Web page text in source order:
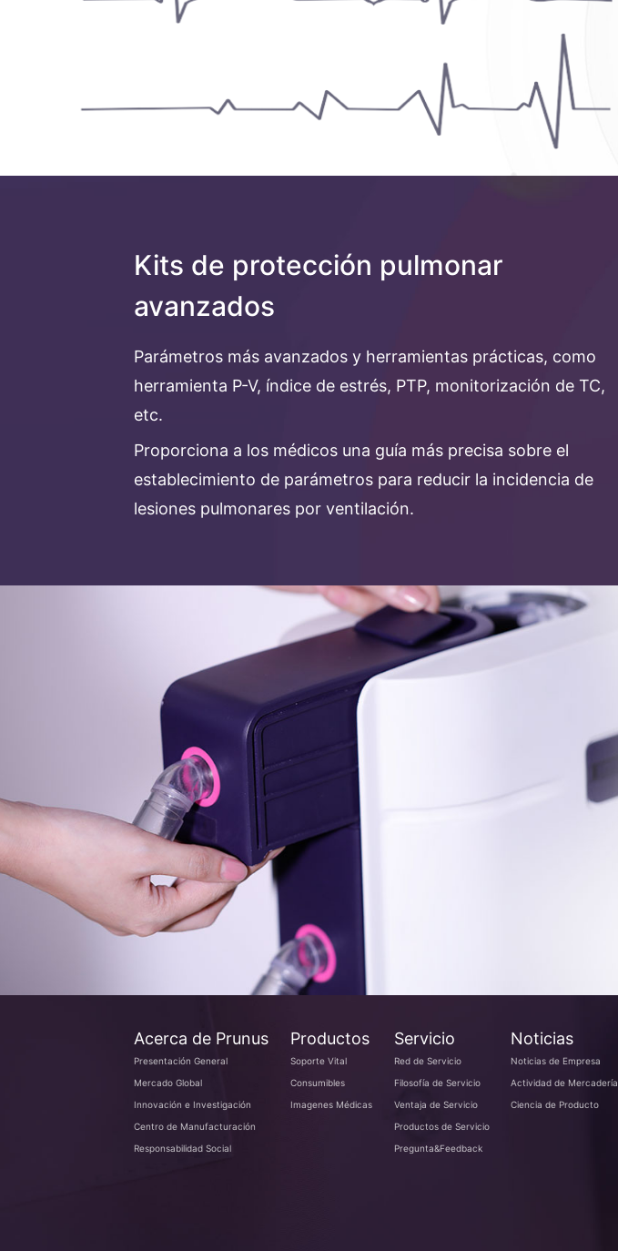
Kits de protección pulmonar
avanzados
Parámetros más avanzados y herramientas prácticas, como
herramienta P-V, índice de estrés, PTP, monitorización de TC,
etc.
Proporciona a los médicos una guía más precisa sobre el
establecimiento de parámetros para reducir la incidencia de
lesiones pulmonares por ventilación.
Acerca de Prunus
Presentación General
Mercado Global
Innovación e Investigación
Centro de Manufacturación
Responsabilidad Social
Productos
Soporte Vital
Consumibles
Imagenes Médicas
Servicio
Red de Servicio
Filosofía de Servicio
Ventaja de Servicio
Productos de Servicio
Pregunta&Feedback
Noticias
Noticias de Empresa
Actividad de Mercadería
Ciencia de Producto